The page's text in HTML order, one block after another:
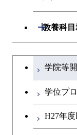
教養科目
開閉
学士課程を切り替え
学院等
学位プ
H27年